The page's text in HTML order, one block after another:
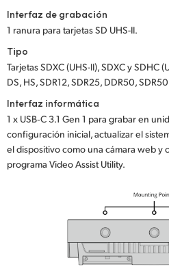
Interfaz de grabación
1 ranura para tarjetas SD UHS-II.
Tipo
Tarjetas SDXC (UHS-II), SDXC y SDHC
DS, HS, SDR12, SDR25, DDR50,
Interfaz informática
1 x USB‑C 3.1 Gen 1 para grabar en
configuración inicial, actualizar el
el dispositivo como una cámara web y
programa Video Assist Utility.